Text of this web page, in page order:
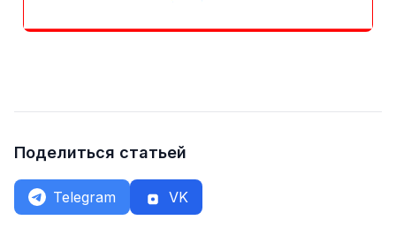
Поделиться статьей
Telegram VK